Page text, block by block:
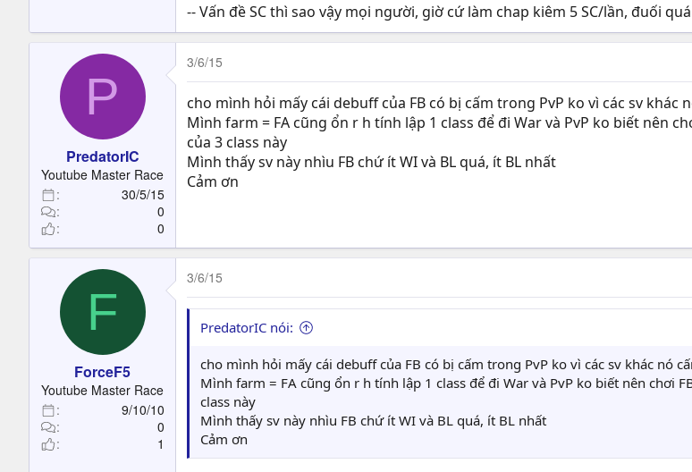
-- Vấn đề SC thì sao vậy mọi người, giờ cứ làm chap kiêm 5 SC/lần, đuối quá
P
PredatorIC
Youtube Master Race
30/5/15
0
0
3/6/15
cho mình hỏi mấy cái debuff của FB có bị cấm trong PvP ko vì các sv khác
Mình farm = FA cũng ổn r h tính lập 1 class để đi War và PvP ko biết nên
của 3 class này
Mình thấy sv này nhìu FB chứ ít WI và BL quá, ít BL nhất
Cảm ơn
F
ForceF5
Youtube Master Race
9/10/10
0
1
3/6/15
PredatorIC nói:
cho mình hỏi mấy cái debuff của FB có bị cấm trong PvP ko vì các sv khác nó
Mình farm = FA cũng ổn r h tính lập 1 class để đi War và PvP ko biết nên chơi
class này
Mình thấy sv này nhìu FB chứ ít WI và BL quá, ít BL nhất
Cảm ơn